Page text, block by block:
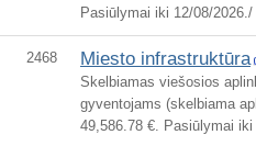
Pasiūlymai iki 12/08/
2468 Miesto infrastruktūra
Skelbiamas viešosios
gyventojams (skelbiama
49,586.78 €. Pasiūlymai iki